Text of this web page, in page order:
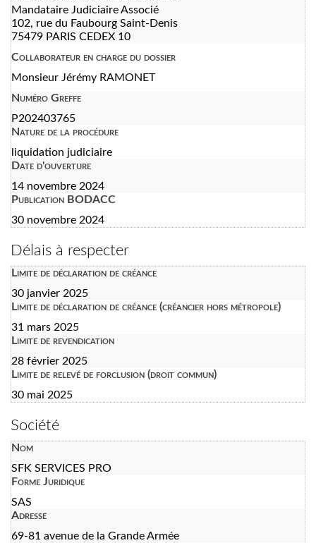
Mandataire Judiciaire Associé
102, rue du Faubourg Saint-Denis
75479 PARIS CEDEX 10
Collaborateur en charge du dossier
Monsieur Jérémy RAMONET
Numéro Greffe
P202403765
Nature de la procédure
liquidation judiciaire
Date d'ouverture
14 novembre 2024
Publication BODACC
30 novembre 2024
Délais à respecter
Limite de déclaration de créance
30 janvier 2025
Limite de déclaration de créance (créancier hors métropole)
31 mars 2025
Limite de revendication
28 février 2025
Limite de relevé de forclusion (droit commun)
30 mai 2025
Société
Nom
SFK SERVICES PRO
Forme Juridique
SAS
Adresse
69-81 avenue de la Grande Armée